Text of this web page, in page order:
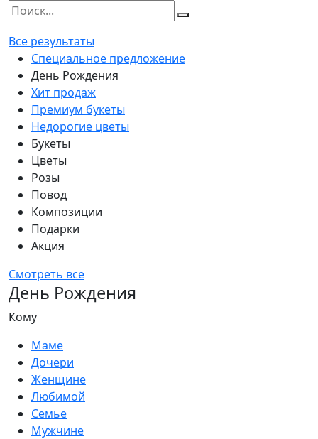
Все результаты
Специальное предложение
День Рождения
Хит продаж
Премиум букеты
Недорогие цветы
Букеты
Цветы
Розы
Повод
Композиции
Подарки
Акция
Смотреть все
День Рождения
Кому
Маме
Дочери
Женщине
Любимой
Семье
Мужчине